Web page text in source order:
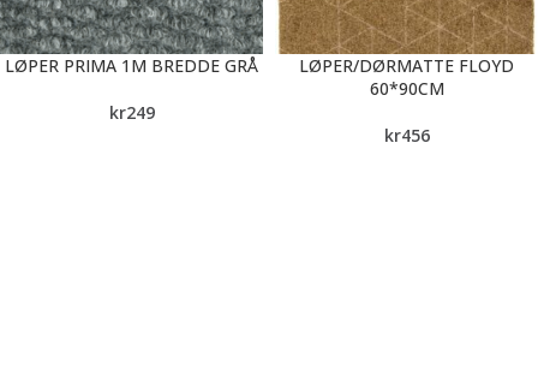
LØPER PRIMA 1M BREDDE GRÅ
kr249
LØPER/DØRMATTE FLOYD
60*90CM
kr456